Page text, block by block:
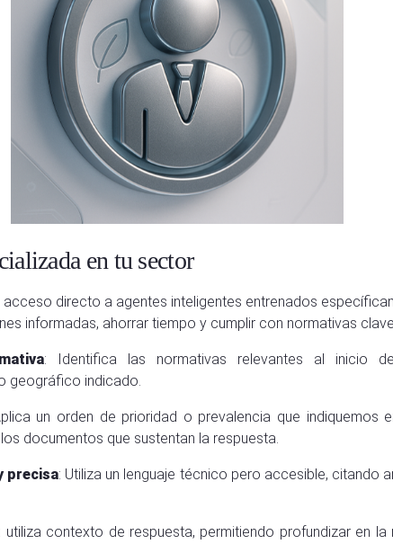
en tu sector
acceso directo a agentes inteligentes entrenados
informadas, ahorrar tiempo y cumplir con normativas
: Identifica las normativas relevantes al inicio
geográfico indicado.
un orden de prioridad o prevalencia que indiquemos
documentos que sustentan la respuesta.
precisa: Utiliza un lenguaje técnico pero accesible, citando
: utiliza contexto de respuesta, permitiendo profundizar en la